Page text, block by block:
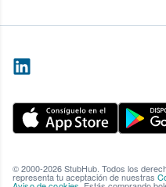
© 2000-2026 StubHub. Todos los
representa tu aceptación de nuestras